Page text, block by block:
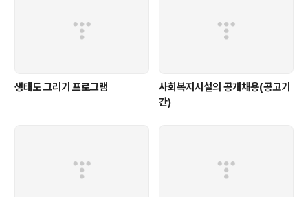
생태도 그리기 프로그램
사회복지시설의 공개채용(공고기
간)